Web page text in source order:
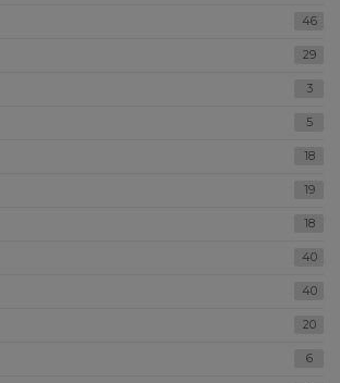
46
29
3
5
18
19
18
40
40
20
6